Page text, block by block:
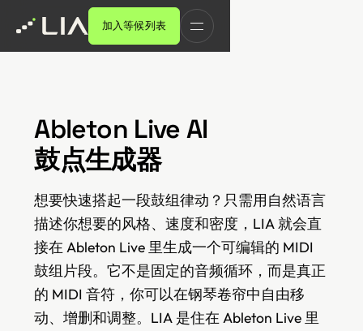
加入等候列表
Ableton Live AI
鼓点生成器
想要快速搭起一段鼓组律动？只需用自然语言
描述你想要的风格、速度和密度，LIA 就会直
接在 Ableton Live 里生成一个可编辑的 MIDI
鼓组片段。它不是固定的音频循环，而是真正
的 MIDI 音符，你可以在钢琴卷帘中自由移
动、增删和调整。LIA 是住在 Ableton Live 里